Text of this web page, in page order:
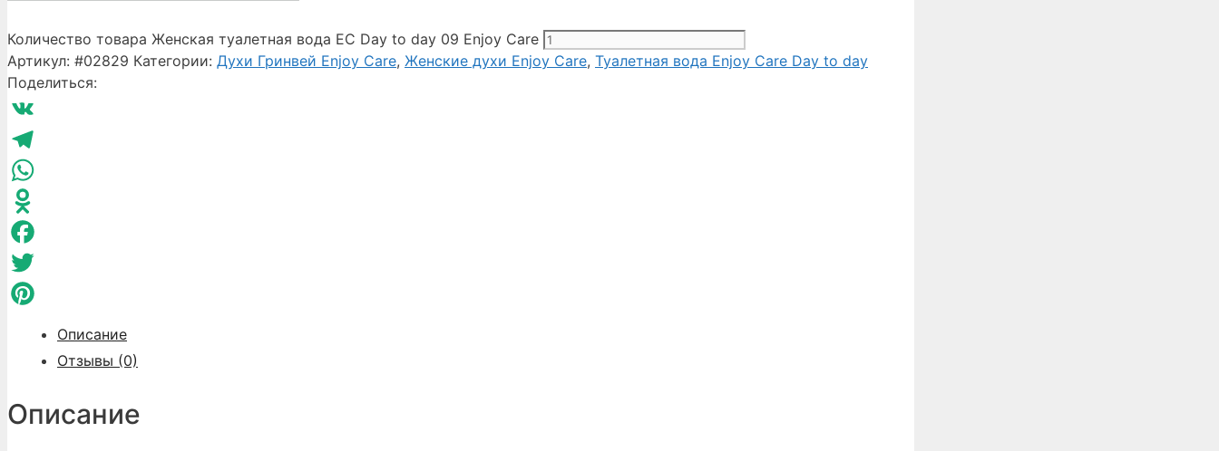
Количество товара Женская туалетная вода EC Day to day 09 Enjoy Care
Артикул: #02829 Категории: Духи Гринвей Enjoy Care, Женские духи Enjoy Care, Туалетная вода Enjoy Care Day to day
Поделиться:
VK
Telegram
WhatsApp
Odnoklassniki
Facebook
Twitter
Pinterest
Описание
Отзывы (0)
Описание